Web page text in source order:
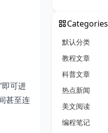
可进
甚至连
Categories
默认分类
教程文章
科普文章
热点新闻
美文阅读
编程笔记